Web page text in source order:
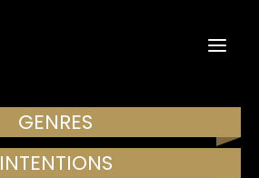
GENRES
INTENTIONS